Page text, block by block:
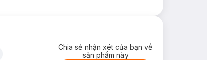
Chia sẻ nhận xét của bạn về
sản phẩm này